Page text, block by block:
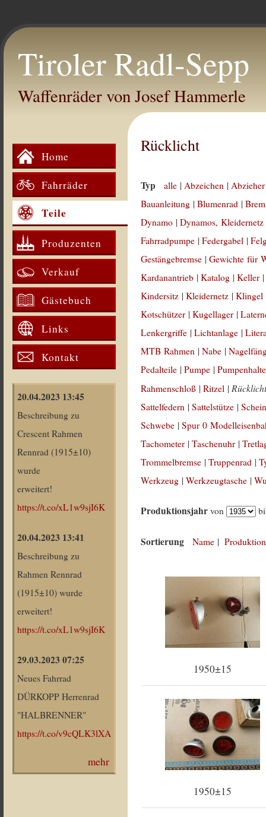
Tiroler Radl-Sepp
Waffenräder von Josef Hammerle
Home
Fahrräder
Teile
Produzenten
Verkauf
Gästebuch
Links
Kontakt
20.04.2023 13:45
Beschreibung zu
Crescent Rahmen
Rennrad (1915±10)
wurde
erweitert!
https://t.co/xL1w9sjI6K
20.04.2023 13:41
Beschreibung zu
Rahmen Rennrad
(1915±10) wurde
erweitert!
https://t.co/xL1w9sjI6K
29.03.2023 07:25
Neues Fahrrad
DÜRKOPP Herrenrad
"HALBRENNER"
https://t.co/v9cQLK3lXA
mehr
Rücklicht
Typ alle |Abzeichen |
Bauanleitung |Blumenrad |
Dynamo |Dynamos, Kleidernetz
Fahrradpumpe |Federgabel |
Gestängebremse |Gewichte für
Kardanantrieb |Katalog |Keller
Kindersitz |Kleidernetz |Klingel
Kotschützer |Kugellager |
Lenkergriffe |Lichtanlage |
MTB Rahmen |Nabe |
Pedalteile |Pumpe |
Rahmenschloß |Ritzel |
Sattelfedern |Sattelstütze |
Schwebe |Spur 0
Tachometer |Taschenuhr |
Trommelbremse |Truppenrad |
Werkzeug |Werkzeugtasche |
Produktionsjahr von
Sortierung Name |
1950±15
1950±15